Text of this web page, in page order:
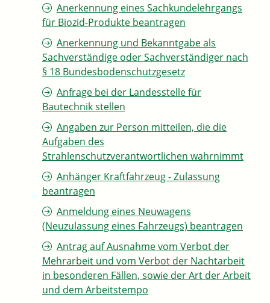
Anerkennung eines Sachkundelehrgangs
für Biozid-Produkte beantragen
Anerkennung und Bekanntgabe als
Sachverständige oder Sachverständiger nach
§ 18 Bundesbodenschutzgesetz
Anfrage bei der Landesstelle für
Bautechnik stellen
Angaben zur Person mitteilen, die die
Aufgaben des
Strahlenschutzverantwortlichen wahrnimmt
Anhänger Kraftfahrzeug - Zulassung
beantragen
Anmeldung eines Neuwagens
(Neuzulassung eines Fahrzeugs) beantragen
Antrag auf Ausnahme vom Verbot der
Mehrarbeit und vom Verbot der Nachtarbeit
in besonderen Fällen, sowie der Art der Arbeit
und dem Arbeitstempo